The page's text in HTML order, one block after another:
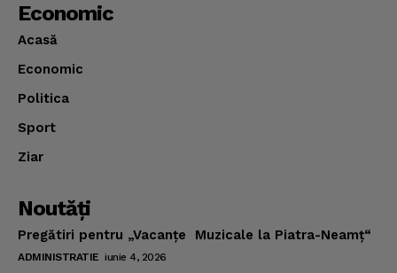
Economic
Acasă
Economic
Politica
Sport
Ziar
Noutăţi
Pregătiri pentru „Vacanţe Muzicale la Piatra-Neamţ“
ADMINISTRATIE iunie 4, 2026